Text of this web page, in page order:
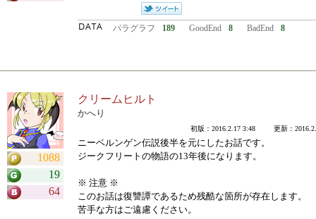
パラグラフ 189 GoodEnd 8 BadEnd 8
1088
19
64
クリームヒルト
かへり
初版：2016.2.17 3:48 更新：
ニーベルンゲン伝説後半を元にしたお話です。
ジークフリートの物語の13年後になります。
※ 注意 ※
このお話は復讐譚であるため残酷な箇所が存在します。
苦手な方はご遠慮ください。